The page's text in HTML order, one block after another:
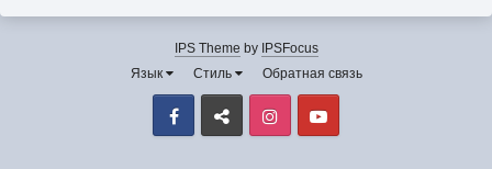
IPS Theme by IPSFocus
Язык
Стиль Обратная связь
Facebook VK Instagram